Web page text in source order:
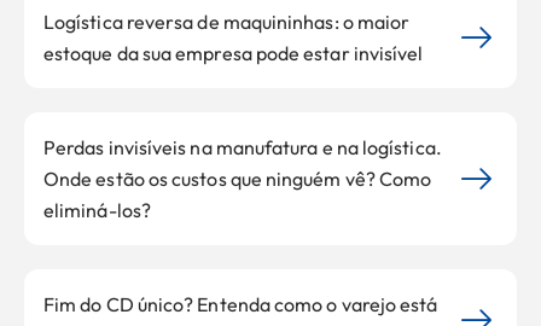
Logística reversa de maquininhas: o maior
estoque da sua empresa pode estar invisível
Perdas invisíveis na manufatura e na logística.
Onde estão os custos que ninguém vê? Como
eliminá-los?
Fim do CD único? Entenda como o varejo está